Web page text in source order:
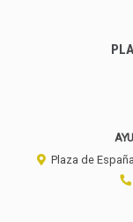
Plaza de